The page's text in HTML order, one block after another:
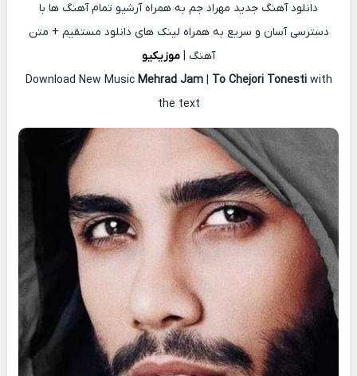
دانلود آهنگ جدید مهراد جم به همراه آرشیو تمام آهنگ ها با
دسترسی آسان و سریع به همراه لینک های دانلود مستقیم + متن
آهنگ | موزیکیو
Download New Music Mehrad Jam| To Chejori Tonesti with
the text